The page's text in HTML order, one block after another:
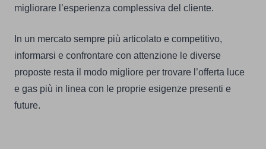
migliorare l’esperienza complessiva del cliente.
In un mercato sempre più articolato e competitivo,
informarsi e confrontare con attenzione le diverse
proposte resta il modo migliore per trovare l’offerta luce
e gas più in linea con le proprie esigenze presenti e
future.